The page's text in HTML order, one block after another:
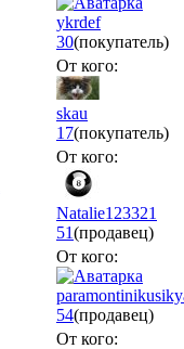
ykrdef
30(покупатель)
От кого:
skau
17(покупатель)
От кого:
Natalie123321
51(продавец)
От кого:
54(продавец)
От кого: